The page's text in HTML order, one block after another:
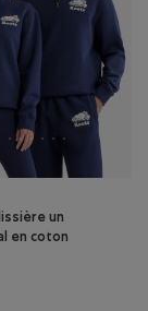
BOIS D'ORME
LONDONIEN
un
en coton